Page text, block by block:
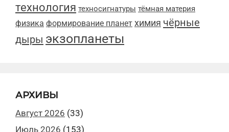
технология техносигнатуры тёмная материя
физика формирование планет химия чёрные
дыры экзопланеты
АРХИВЫ
Август 2026 (33)
Июль 2026 (153)